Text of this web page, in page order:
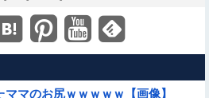
ママのお尻ｗｗｗｗｗ【画像】